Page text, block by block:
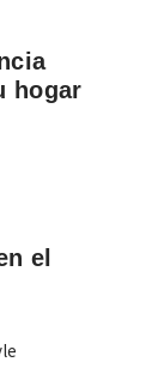
hogar
el